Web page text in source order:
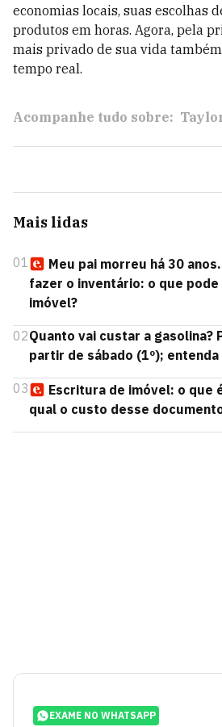
economias locais, suas escolhas
produtos em horas. Agora, pela
mais privado de sua vida
tempo real.
Acompanhe tudo sobre:
Mais lidas
01
Meu pai morreu há 30
fazer o inventário: o que
imóvel?
02Quanto vai custar a gasolina?
partir de sábado (1º);
03
Escritura de imóvel: o que
qual o custo desse
EXAME NO WHATSAPP